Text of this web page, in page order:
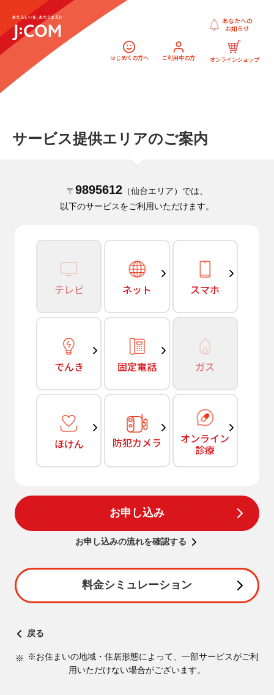
はじめての方へ ご利用中の方 オンラインショップ
あなたへの
お知らせ
サービス提供エリアのご案内
〒 9895612（仙台エリア）では、
以下のサービスをご利用いただけます。
テレビ ネット スマホ
でんき 固定電話 ガス
ほけん 防犯カメラ オンライン
診療
お申し込み
お申し込みの流れを確認する
料金シミュレーション
戻る
※お住まいの地域・住居形態によって、一部サービスがご利
用いただけない場合がございます。